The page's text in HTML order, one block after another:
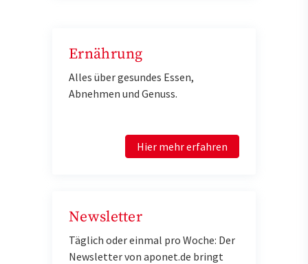
Ernährung
Alles über gesundes Essen,
Abnehmen und Genuss.
Hier mehr erfahren
Newsletter
Täglich oder einmal pro Woche: Der
Newsletter von aponet.de bringt